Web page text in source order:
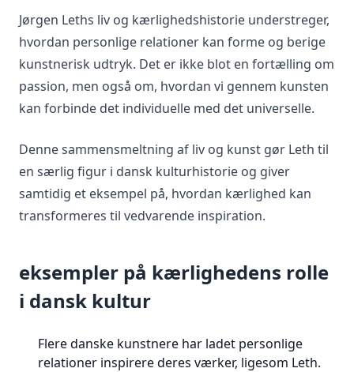
Jørgen Leths liv og kærlighedshistorie understreger,
hvordan personlige relationer kan forme og berige
kunstnerisk udtryk. Det er ikke blot en fortælling om
passion, men også om, hvordan vi gennem kunsten
kan forbinde det individuelle med det universelle.
Denne sammensmeltning af liv og kunst gør Leth til
en særlig figur i dansk kulturhistorie og giver
samtidig et eksempel på, hvordan kærlighed kan
transformeres til vedvarende inspiration.
eksempler på kærlighedens rolle
i dansk kultur
Flere danske kunstnere har ladet personlige
relationer inspirere deres værker, ligesom Leth.